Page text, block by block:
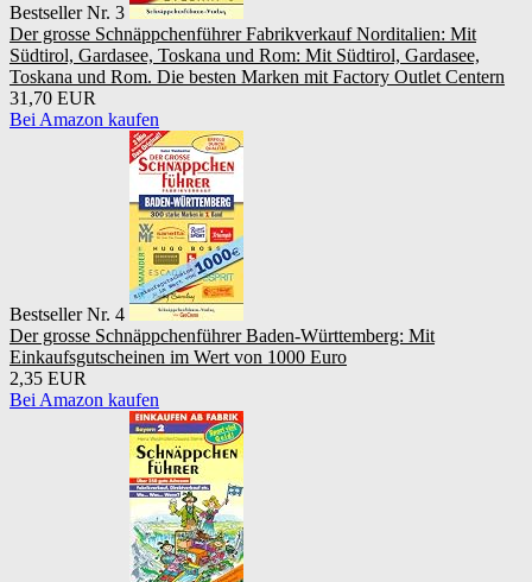
Bestseller Nr. 3
Der grosse Schnäppchenführer Fabrikverkauf Norditalien: Mit
Südtirol, Gardasee, Toskana und Rom: Mit Südtirol, Gardasee,
Toskana und Rom. Die besten Marken mit Factory Outlet Centern
31,70 EUR
Bei Amazon kaufen
Bestseller Nr. 4
Der grosse Schnäppchenführer Baden-Württemberg: Mit
Einkaufsgutscheinen im Wert von 1000 Euro
2,35 EUR
Bei Amazon kaufen